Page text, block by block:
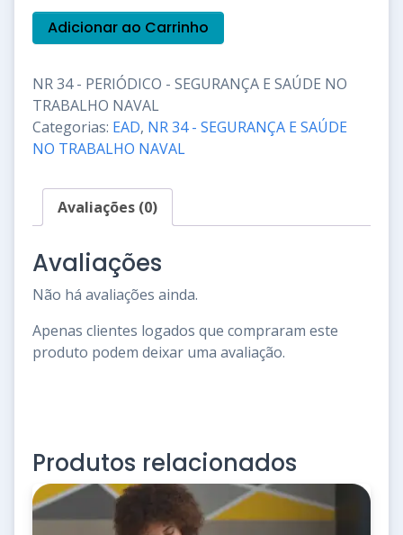
NR
34
-
SEGURANÇA
E
SAÚDE
NO
NAVAL
quantidade
Adicionar ao Carrinho
NR 34 - PERIÓDICO - SEGURANÇA E SAÚDE NO
TRABALHO NAVAL
Categorias: EAD, NR 34 - SEGURANÇA E SAÚDE
NO TRABALHO NAVAL
Avaliações (0)
Avaliações
Não há avaliações ainda.
Apenas clientes logados que compraram este
produto podem deixar uma avaliação.
Produtos relacionados